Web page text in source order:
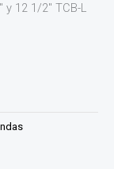
12 1/2″ TCB-L